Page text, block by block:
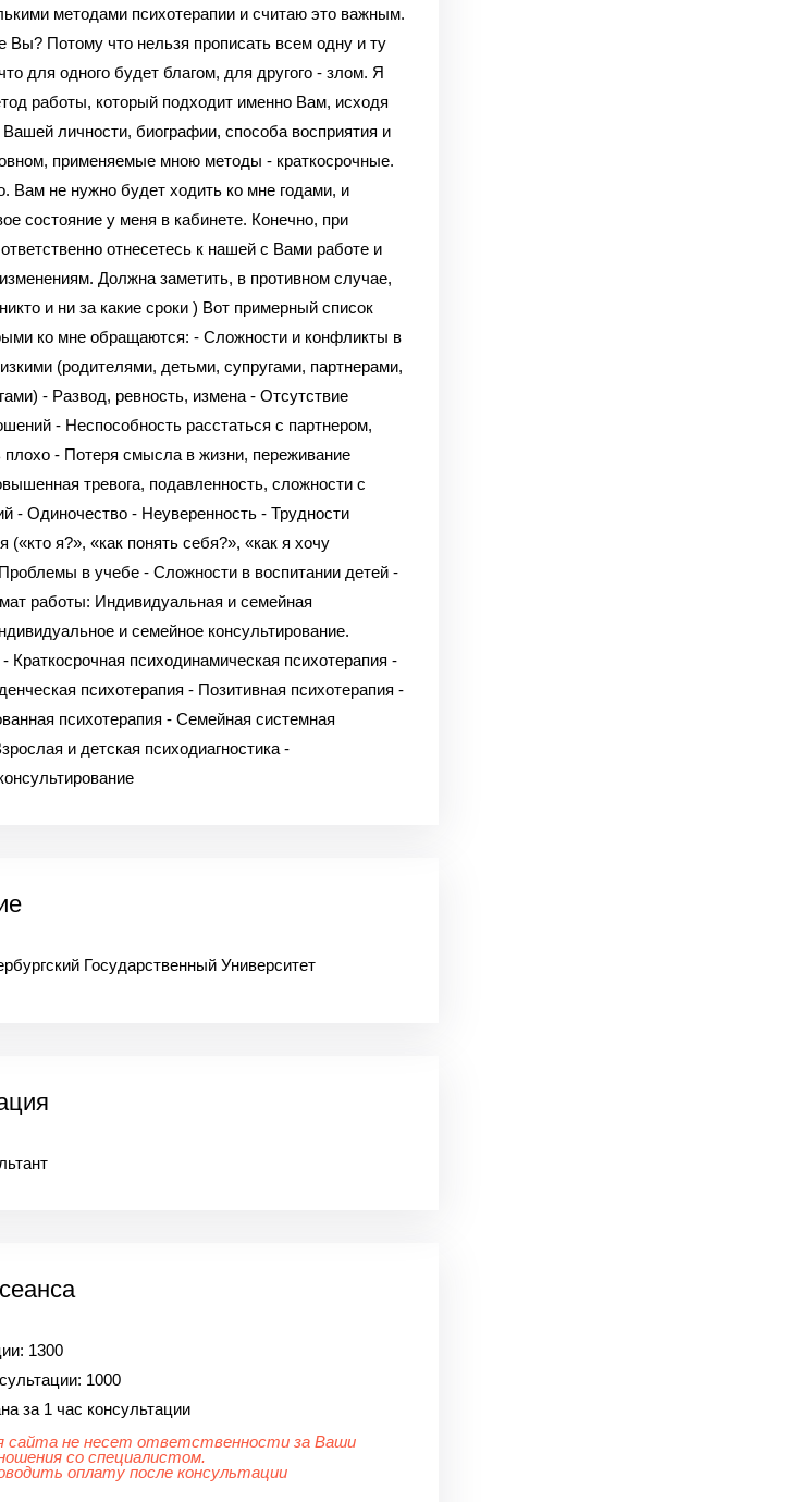
методами психотерапии и считаю это важным.
Вы? Потому что нельзя прописать всем одну и ту
для одного будет благом, для другого - злом. Я
работы, который подходит именно Вам, исходя
Вашей личности, биографии, способа восприятия и
применяемые мною методы - краткосрочные.
Вам не нужно будет ходить ко мне годами, и
состояние у меня в кабинете. Конечно, при
отнесетесь к нашей с Вами работе и
Должна заметить, в противном случае,
и ни за какие сроки ) Вот примерный список
ко мне обращаются: - Сложности и конфликты в
(родителями, детьми, супругами, партнерами,
- Развод, ревность, измена - Отсутствие
- Неспособность расстаться с партнером,
плохо - Потеря смысла в жизни, переживание
тревога, подавленность, сложности с
- Одиночество - Неуверенность - Трудности
(«кто я?», «как понять себя?», «как я хочу
в учебе - Сложности в воспитании детей -
работы: Индивидуальная и семейная
и семейное консультирование.
психодинамическая психотерапия -
психотерапия - Позитивная психотерапия -
психотерапия - Семейная системная
и детская психодиагностика -
Государственный Университет
1300
1000
за 1 час консультации
сайта не несет ответственности за Ваши
со специалистом.
оплату после консультации